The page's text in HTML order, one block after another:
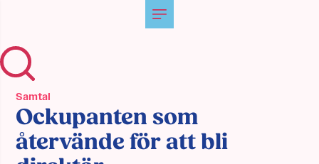
Samtal
Ockupanten som
återvände för att bli